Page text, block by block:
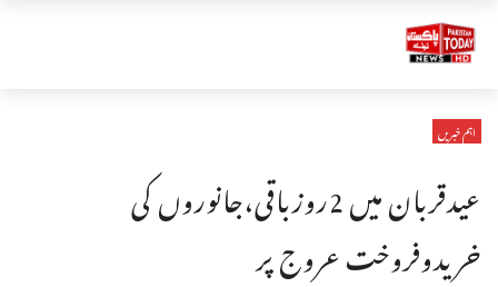
اہم خبریں
عیدقربان میں 2روزباقی،جانوروں کی
خریدوفروخت عروج پر